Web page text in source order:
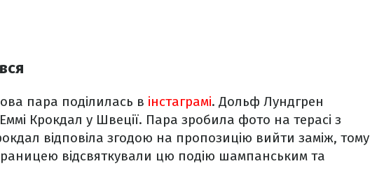
пара поділилась в інстаграмі. Дольф Лундгрен
Крокдал у Швеції. Пара зробила фото на терасі з
відповіла згодою на пропозицію вийти заміж, тому
відсвяткували цю подію шампанським та